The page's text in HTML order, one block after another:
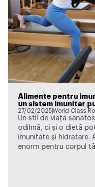
Alimente pentru
un sistem imunitar
27/02/2025World Class
Un stil de viață
odihnă, ci și o dietă
imunitate și hidratare.
enorm pentru corpul